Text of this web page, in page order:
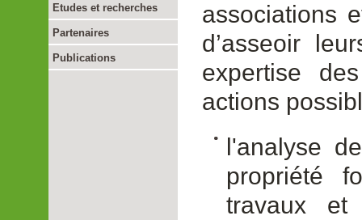
Etudes et recherches
Partenaires
Publications
associations
d’asseoir
expertise
actions
l'analyse
propriété
travaux et